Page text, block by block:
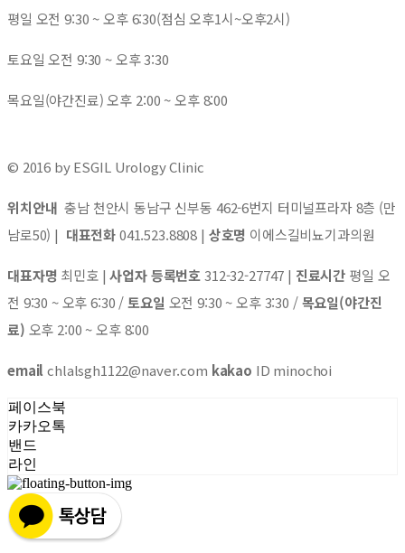
평일 오전 9:30 ~ 오후 6:30(점심 오후1시~오후2시)
토요일 오전 9:30 ~ 오후 3:30
목요일(야간진료) 오후 2:00 ~ 오후 8:00
© 2016 by ESGIL Urology Clinic
위치안내 충남 천안시 동남구 신부동 462-6번지 터미널프라자 8층 (만
남로50) | 대표전화041.523.8808 | 상호명 이에스길비뇨기과의원
대표자명 최민호 |사업자 등록번호312-32-27747 | 진료시간 평일 오
전 9:30 ~ 오후 6:30 /토요일 오전 9:30 ~ 오후 3:30 /목요일(야간진
료) 오후 2:00 ~ 오후 8:00
email chlalsgh1122@naver.com kakao ID minochoi
페이스북
카카오톡
밴드
라인